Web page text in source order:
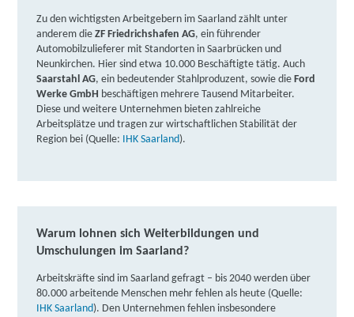
Zu den wichtigsten Arbeitgebern im Saarland zählt unter
anderem dieZF Friedrichshafen AG, ein führender
Automobilzulieferer mit Standorten in Saarbrücken und
Neunkirchen. Hier sind etwa 10.000 Beschäftigte tätig. Auch
Saarstahl AG, ein bedeutender Stahlproduzent, sowie dieFord
Werke GmbH beschäftigen mehrere Tausend Mitarbeiter.
Diese und weitere Unternehmen bieten zahlreiche
Arbeitsplätze und tragen zur wirtschaftlichen Stabilität der
Region bei (Quelle: IHK Saarland).
Warum lohnen sich Weiterbildungen und
Umschulungen im Saarland?
Arbeitskräfte sind im Saarland gefragt – bis 2040 werden über
80.000 arbeitende Menschen mehr fehlen als heute (Quelle:
IHK Saarland). Den Unternehmen fehlen insbesondere